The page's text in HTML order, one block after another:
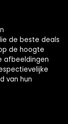
de beste deals
de hoogte
afbeeldingen
van hun